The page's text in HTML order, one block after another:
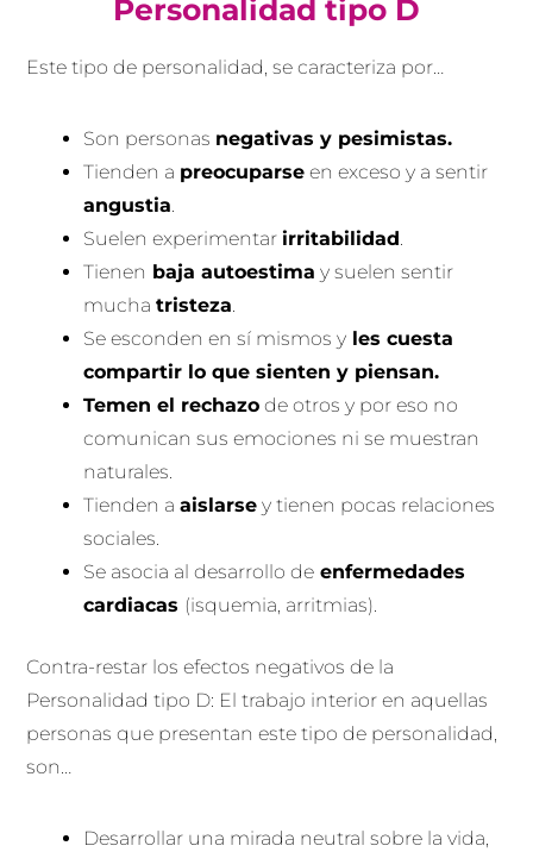
Personalidad tipo D
Este tipo de personalidad, se caracteriza por…
Son personas negativas y pesimistas.
Tienden a preocuparse en exceso y a sentir
angustia.
Suelen experimentarirritabilidad.
Tienen baja autoestima y suelen sentir
muchatristeza.
Se esconden en sí mismos y les cuesta
compartir lo que sienten y piensan.
Temen el rechazo de otros y por eso no
comunican sus emociones ni se muestran
naturales.
Tienden aaislarse y tienen pocas relaciones
sociales.
Se asocia al desarrollo de enfermedades
cardiacas (isquemia, arritmias).
Contra-restar los efectos negativos de la
Personalidad tipo D: El trabajo interior en aquellas
personas que presentan este tipo de personalidad,
son…
Desarrollar una mirada neutral sobre la vida,